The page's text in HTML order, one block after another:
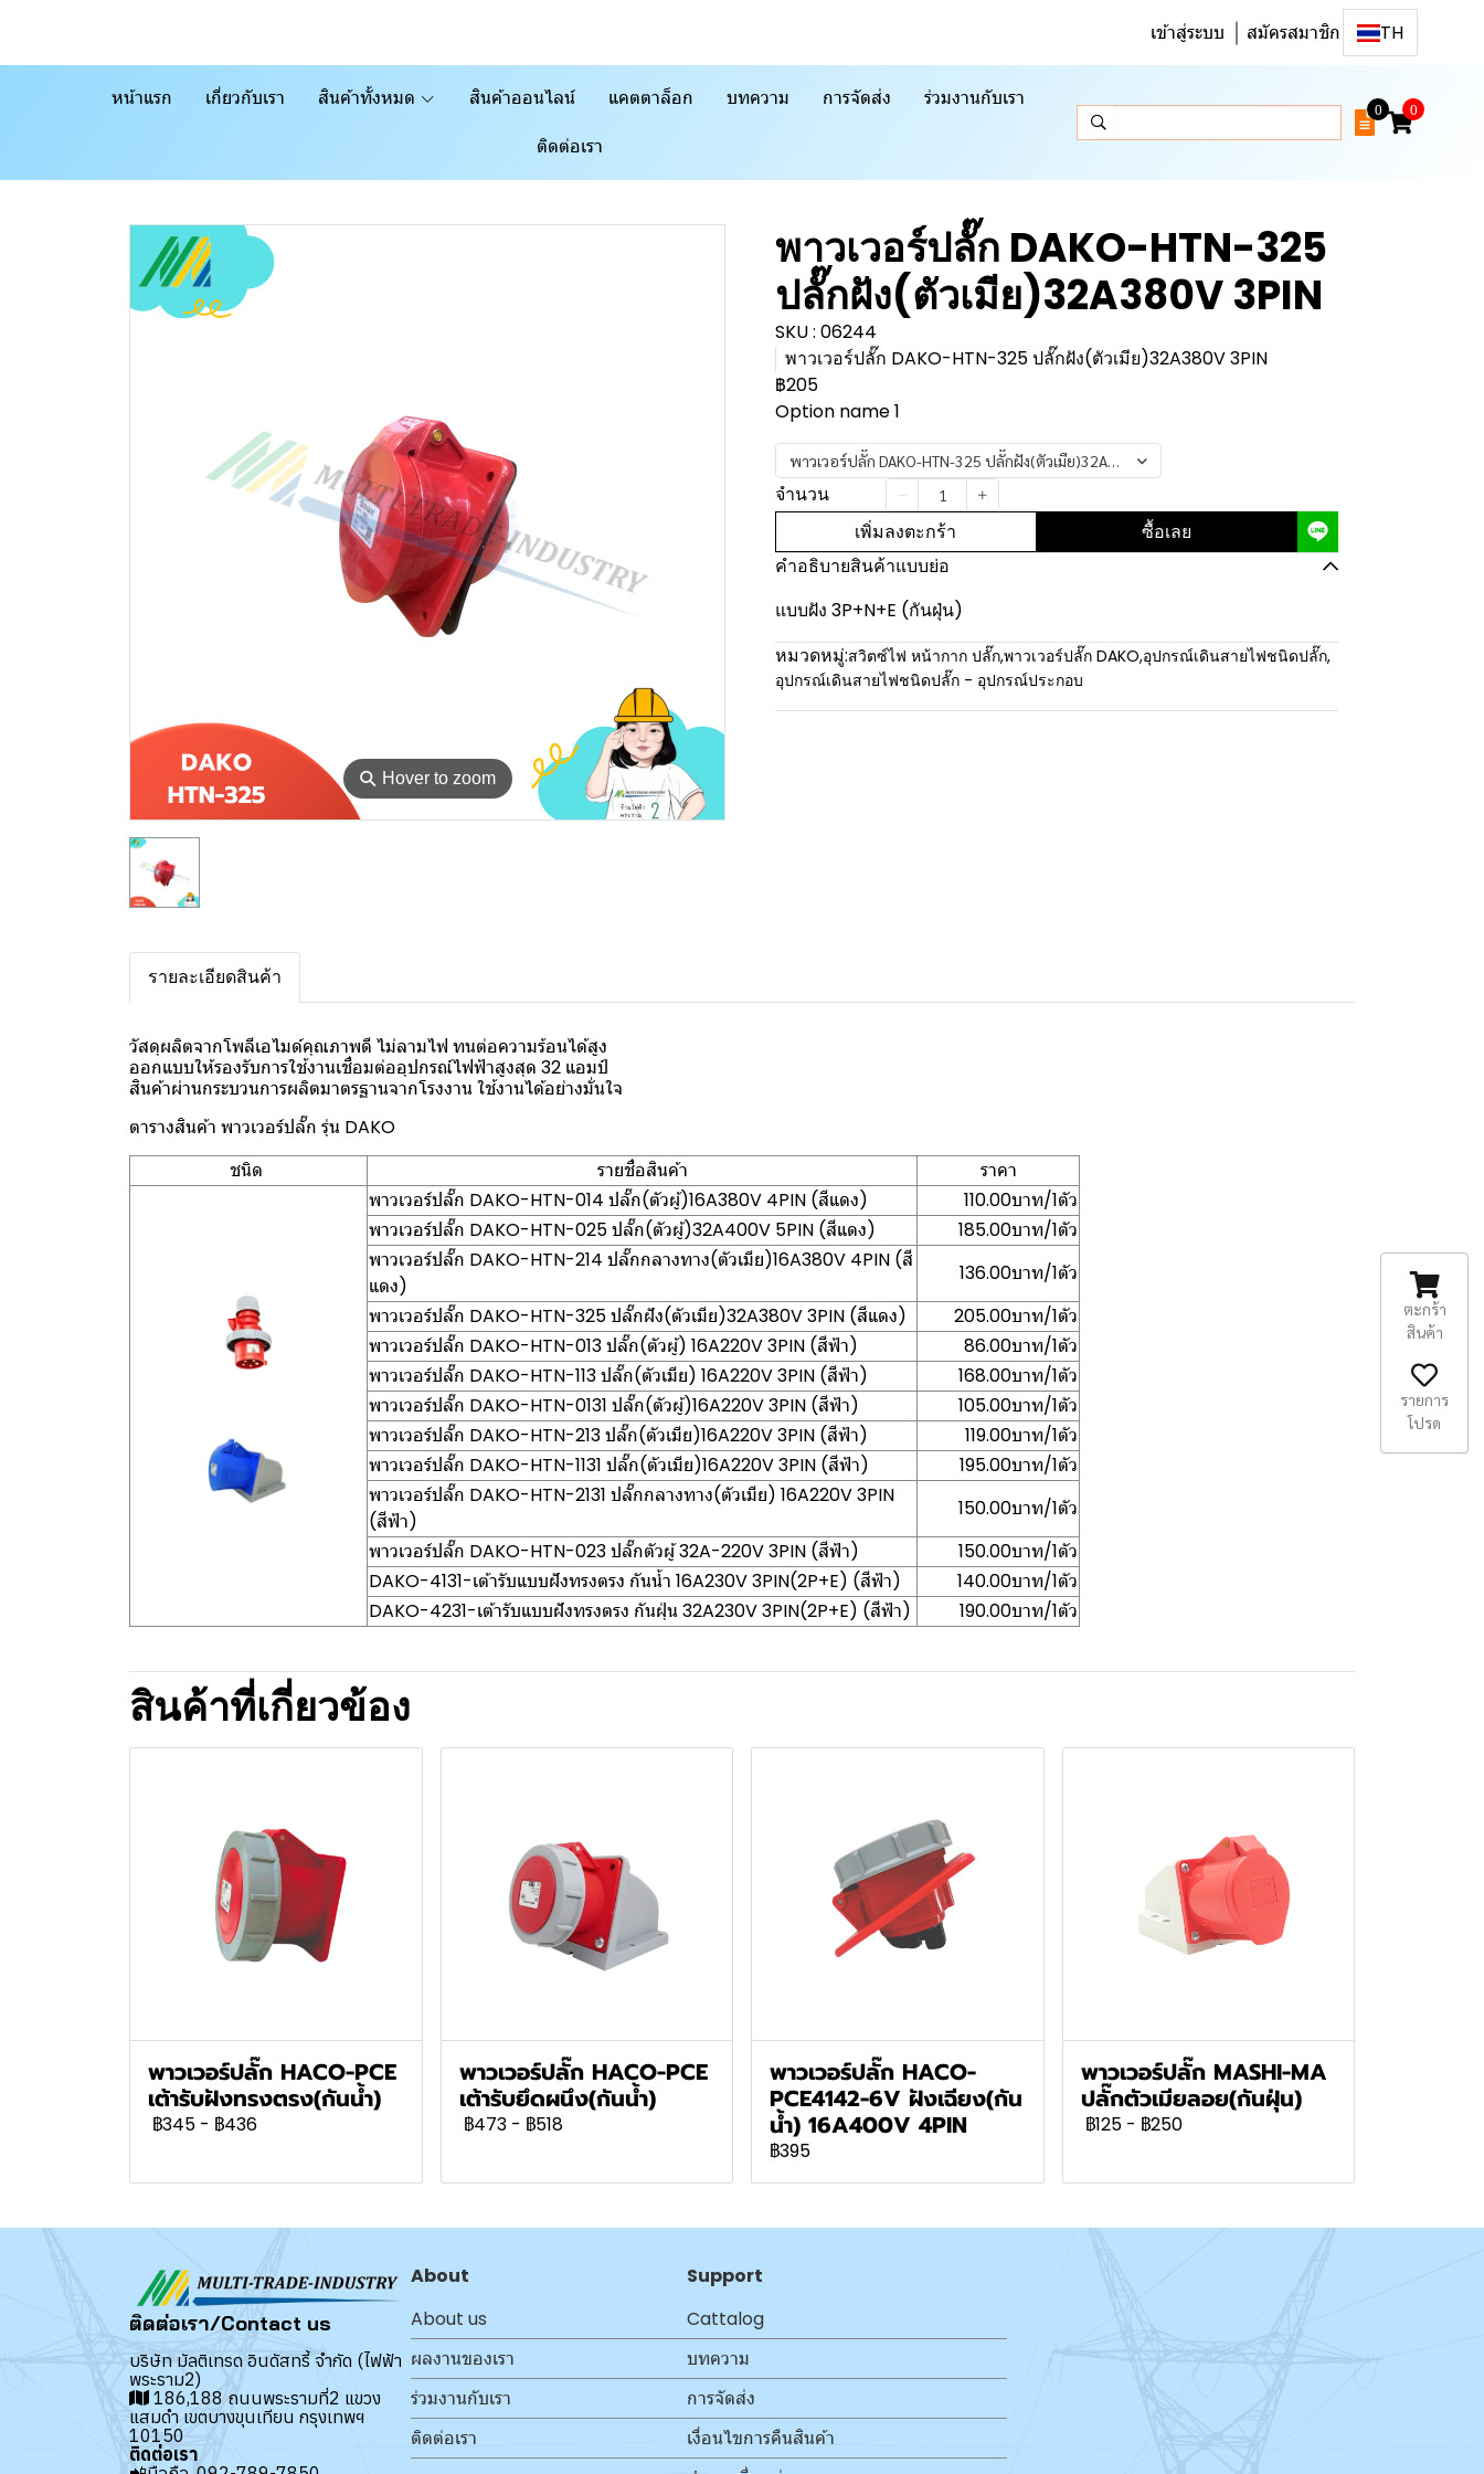
เข้าสู่ระบบ สมัครสมาชิก TH
หน้าแรก เกี่ยวกับเรา สินค้าทั้งหมด สินค้าออนไลน์ แคตตาล็อก บทความ การจัดส่ง ร่วมงานกับเรา
ติดต่อเรา
0 0
⚲ Hover to zoom
พาวเวอร์ปลั๊ก DAKO-HTN-325
ปลั๊กฝัง(ตัวเมีย)32A380V 3PIN
SKU : 06244
พาวเวอร์ปลั๊ก DAKO-HTN-325 ปลั๊กฝัง(ตัวเมีย)32A380V 3PIN
฿205
Option name 1
พาวเวอร์ปลั๊ก DAKO-HTN-325 ปลั๊กฝัง(ตัวเมีย)32A380V 3PIN
จำนวน
เพิ่มลงตะกร้า ซื้อเลย
คำอธิบายสินค้าแบบย่อ
แบบฝัง 3P+N+E (กันฝุ่น)
หมวดหมู่:สวิตซ์ไฟ หน้ากาก ปลั๊ก,พาวเวอร์ปลั๊ก DAKO,อุปกรณ์เดินสายไฟชนิดปลั๊ก,
อุปกรณ์เดินสายไฟชนิดปลั๊ก - อุปกรณ์ประกอบ
รายละเอียดสินค้า
วัสดุผลิตจากโพลีเอไมด์คุณภาพดี ไม่ลามไฟ ทนต่อความร้อนได้สูง
ออกแบบให้รองรับการใช้งานเชื่อมต่ออุปกรณ์ไฟฟ้าสูงสุด 32 แอมป์
สินค้าผ่านกระบวนการผลิตมาตรฐานจากโรงงาน ใช้งานได้อย่างมั่นใจ
ตารางสินค้า พาวเวอร์ปลั๊ก รุ่น DAKO
ชนิด
รายชื่อสินค้า
ราคา
พาวเวอร์ปลั๊ก DAKO-HTN-014 ปลั๊ก(ตัวผู้)16A380V 4PIN (สีแดง)
110.00บาท/1ตัว
พาวเวอร์ปลั๊ก DAKO-HTN-025 ปลั๊ก(ตัวผู้)32A400V 5PIN (สีแดง)
185.00บาท/1ตัว
พาวเวอร์ปลั๊ก DAKO-HTN-214 ปลั๊กกลางทาง(ตัวเมีย)16A380V 4PIN (สี
แดง)
136.00บาท/1ตัว
พาวเวอร์ปลั๊ก DAKO-HTN-325 ปลั๊กฝัง(ตัวเมีย)32A380V 3PIN (สีแดง)
205.00บาท/1ตัว
พาวเวอร์ปลั๊ก DAKO-HTN-013 ปลั๊ก(ตัวผู้) 16A220V 3PIN (สีฟ้า)
86.00บาท/1ตัว
พาวเวอร์ปลั๊ก DAKO-HTN-113 ปลั๊ก(ตัวเมีย) 16A220V 3PIN (สีฟ้า)
168.00บาท/1ตัว
พาวเวอร์ปลั๊ก DAKO-HTN-0131 ปลั๊ก(ตัวผู้)16A220V 3PIN (สีฟ้า)
105.00บาท/1ตัว
พาวเวอร์ปลั๊ก DAKO-HTN-213 ปลั๊ก(ตัวเมีย)16A220V 3PIN (สีฟ้า)
119.00บาท/1ตัว
พาวเวอร์ปลั๊ก DAKO-HTN-1131 ปลั๊ก(ตัวเมีย)16A220V 3PIN (สีฟ้า)
195.00บาท/1ตัว
พาวเวอร์ปลั๊ก DAKO-HTN-2131 ปลั๊กกลางทาง(ตัวเมีย) 16A220V 3PIN
(สีฟ้า)
150.00บาท/1ตัว
พาวเวอร์ปลั๊ก DAKO-HTN-023 ปลั๊กตัวผู้ 32A-220V 3PIN (สีฟ้า)
150.00บาท/1ตัว
DAKO-4131-เต้ารับแบบฝังทรงตรง กันน้ำ 16A230V 3PIN(2P+E) (สีฟ้า)
140.00บาท/1ตัว
DAKO-4231-เต้ารับแบบฝังทรงตรง กันฝุ่น 32A230V 3PIN(2P+E) (สีฟ้า)
190.00บาท/1ตัว
สินค้าที่เกี่ยวข้อง
พาวเวอร์ปลั๊ก HACO-PCE
เต้ารับฝังทรงตรง(กันน้ำ)
฿345 - ฿436
พาวเวอร์ปลั๊ก HACO-PCE
เต้ารับยึดผนึง(กันน้ำ)
฿473 - ฿518
พาวเวอร์ปลั๊ก HACO-
PCE4142-6V ฝังเฉียง(กัน
น้ำ) 16A400V 4PIN
฿395
พาวเวอร์ปลั๊ก MASHI-MA
ปลั๊กตัวเมียลอย(กันฝุ่น)
฿125 - ฿250
ติดต่อเรา/Contact us
บริษัท มัลติเทรด อินดัสทรี้ จำกัด (ไฟฟ้า
พระราม2)
186,188 ถนนพระรามที่2 แขวง
แสมดำ เขตบางขุนเทียน กรุงเทพฯ
10150
ติดต่อเรา
About
About us
ผลงานของเรา
ร่วมงานกับเรา
ติดต่อเรา
Support
Cattalog
บทความ
การจัดส่ง
เงื่อนไขการคืนสินค้า
ตะกร้า
สินค้า
รายการ
โปรด